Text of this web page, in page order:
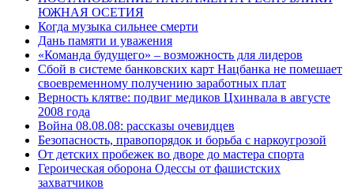
ЮЖНАЯ ОСЕТИЯ
Когда музыка сильнее смерти
Дань памяти и уважения
«Команда будущего» – возможность для лидеров
Сбой в системе банковских карт Нацбанка не помешает
своевременному получению заработных плат
Верность клятве: подвиг медиков Цхинвала в августе
2008 года
Война 08.08.08: рассказы очевидцев
Безопасность, правопорядок и борьба с наркоугрозой
От детских пробежек во дворе до мастера спорта
Героическая оборона Одессы от фашистских
захватчиков